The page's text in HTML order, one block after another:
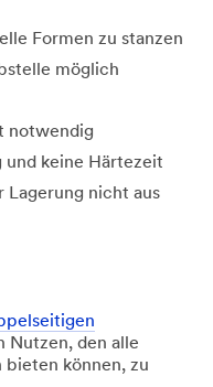
Formen zu stanzen
möglich
notwendig
und keine Härtezeit
Lagerung nicht aus
Nutzen, den alle
können, zu